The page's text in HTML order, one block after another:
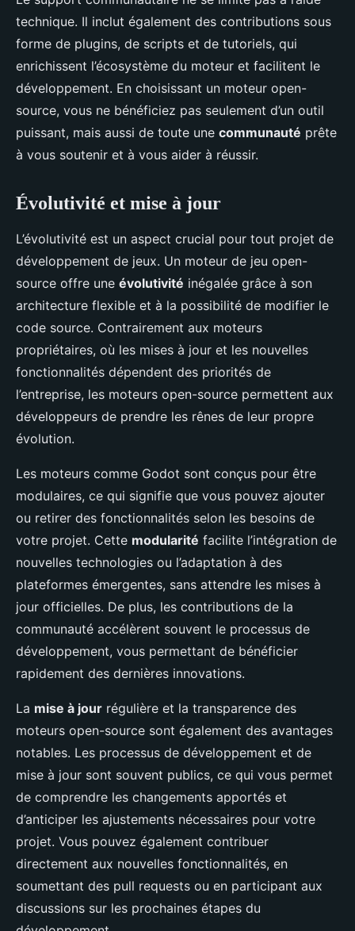
technique. Il inclut également des contributions sous
forme de plugins, de scripts et de tutoriels, qui
enrichissent l’écosystème du moteur et facilitent le
développement. En choisissant un moteur open-
source, vous ne bénéficiez pas seulement d’un outil
puissant, mais aussi de toute une communauté prête
à vous soutenir et à vous aider à réussir.
Évolutivité et mise à jour
L’évolutivité est un aspect crucial pour tout projet de
développement de jeux. Un moteur de jeu open-
source offre une évolutivité inégalée grâce à son
architecture flexible et à la possibilité de modifier le
code source. Contrairement aux moteurs
propriétaires, où les mises à jour et les nouvelles
fonctionnalités dépendent des priorités de
l’entreprise, les moteurs open-source permettent aux
développeurs de prendre les rênes de leur propre
évolution.
Les moteurs comme Godot sont conçus pour être
modulaires, ce qui signifie que vous pouvez ajouter
ou retirer des fonctionnalités selon les besoins de
votre projet. Cette modularité facilite l’intégration de
nouvelles technologies ou l’adaptation à des
plateformes émergentes, sans attendre les mises à
jour officielles. De plus, les contributions de la
communauté accélèrent souvent le processus de
développement, vous permettant de bénéficier
rapidement des dernières innovations.
La mise à jour régulière et la transparence des
moteurs open-source sont également des avantages
notables. Les processus de développement et de
mise à jour sont souvent publics, ce qui vous permet
de comprendre les changements apportés et
d’anticiper les ajustements nécessaires pour votre
projet. Vous pouvez également contribuer
directement aux nouvelles fonctionnalités, en
soumettant des pull requests ou en participant aux
discussions sur les prochaines étapes du